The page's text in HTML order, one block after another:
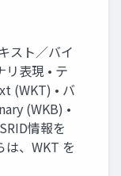
スト／バイ
表現 • テ
(WKT) • バ
(WKB) •
情報を
、WKT を